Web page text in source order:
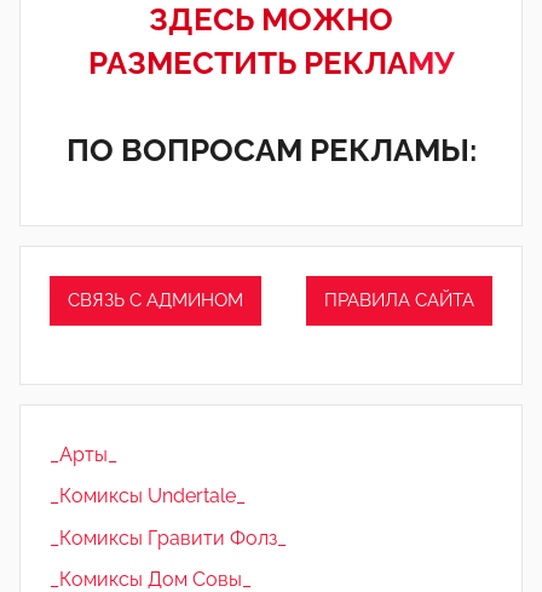
ЗДЕСЬ МОЖНО
РАЗМЕСТИТЬ РЕКЛАМУ
ПО ВОПРОСАМ РЕКЛАМЫ:
СВЯЗЬ С АДМИНОМ ПРАВИЛА САЙТА
_Арты_
_Комиксы Undertale_
_Комиксы Гравити Фолз_
_Комиксы Дом Совы_